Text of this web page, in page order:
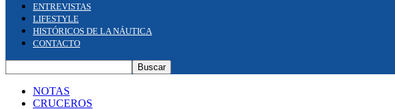
ENTREVISTAS
LIFESTYLE
HISTÓRICOS DE LA NÁUTICA
CONTACTO
NOTAS
CRUCEROS